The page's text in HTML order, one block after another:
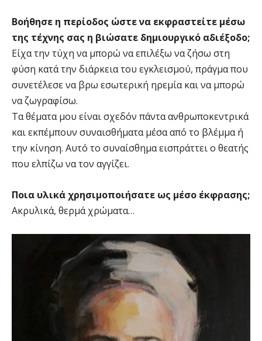
Βοήθησε η περίοδος ώστε να εκφραστείτε μέσω
της τέχνης σας η βιώσατε δημιουργικό αδιέξοδο;
Είχα την τύχη να μπορώ να επιλέξω να ζήσω στη
φύση κατά την διάρκεια του εγκλεισμού, πράγμα που
συνετέλεσε να βρω εσωτερική ηρεμία και να μπορώ
να ζωγραφίσω.
Τα θέματα μου είναι σχεδόν πάντα ανθρωποκεντρικά
και εκπέμπουν συναισθήματα μέσα από το βλέμμα ή
την κίνηση. Αυτό το συναίσθημα εισπράττει ο θεατής
που ελπίζω να τον αγγίζει.
Ποια υλικά χρησιμοποιήσατε ως μέσο έκφρασης;
Ακρυλικά, θερμά χρώματα…